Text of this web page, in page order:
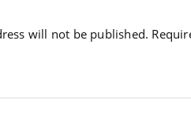
will not be published.